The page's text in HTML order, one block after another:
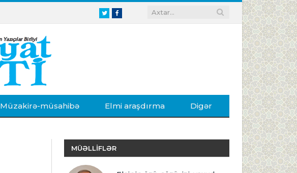
TwitterFacebook
Müzakirə-müsahibə Elmi araşdırma Digər
MÜƏLLİFLƏR